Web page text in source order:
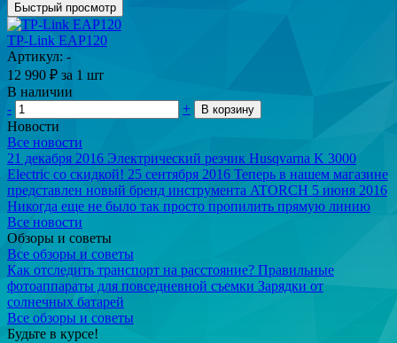
Быстрый просмотр
TP-Link EAP120
Артикул: -
12 990 ₽ за 1 шт
В наличии
-
+ В корзину
Новости
Все новости
21 декабря 2016 Электрический резчик Husqvarna K 3000
Electric со скидкой! 25 сентября 2016 Теперь в нашем магазине
представлен новый бренд инструмента ATORCH 5 июня 2016
Никогда еще не было так просто пропилить прямую линию
Все новости
Обзоры и советы
Все обзоры и советы
Как отследить транспорт на расстояние? Правильные
фотоаппараты для повседневной съемки Зарядки от
солнечных батарей
Все обзоры и советы
Будьте в курсе!